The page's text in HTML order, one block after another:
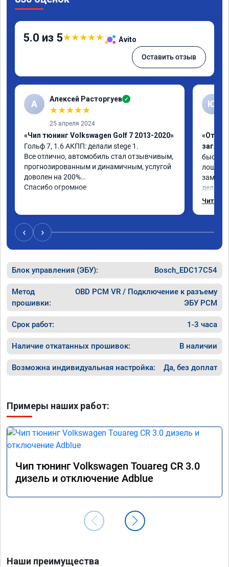
5.0 из 5★★★★★ Avito
Оставить отзыв
А Алексей Расторгуев ✓
★★★★★
25 апреля 2024
«Чип тюнинг Volkswagen Golf 7 2013-2020»
Гольф 7, 1.6 АКПП: делали stege 1.
Все отлично, автомобиль стал отзывчивым,
прогнозированным и динамичным, услугой
доволен на 200%
Спасибо огромное
Ю
быстро
может
Читать
‹ ›
Блок управления (ЭБУ): Bosch_EDC17C54
Метод
прошивки:
OBD PCM VR / Подключение к разъему
ЭБУ PCM
Срок работ: 1-3 часа
Наличие откатанных прошивок: В наличии
Возможна индивидуальная настройка: Да, без доплат
Примеры наших работ:
Чип тюнинг Volkswagen Touareg CR 3.0
дизель и отключение Adblue
Наши преимущества